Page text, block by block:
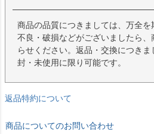
商品の品質につきましては、万全
不良・破損などがございましたら
らせください。返品・交換につき
封・未使用に限り可能です。
返品特約について
商品についてのお問い合わせ